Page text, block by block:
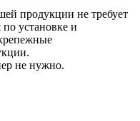
продукции не требует
установке и
не нужно.